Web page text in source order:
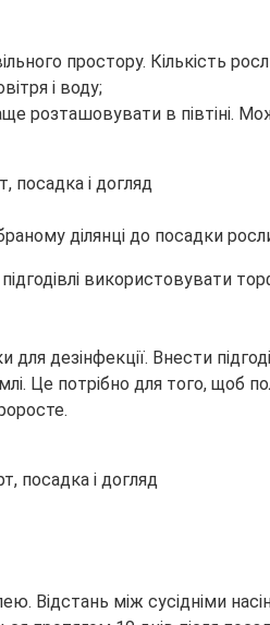
простору. Кількість
і воду;
розташовувати в півтіні.
ділянці до посадки
використовувати
дезінфекції. Внести
Це потрібно для того, щоб
Відстань між сусідніми